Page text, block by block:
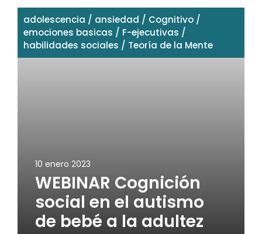
adolescencia / ansiedad / Cognitivo /
emociones basicas / F-ejecutivas /
habilidades sociales / Teoría de la Mente
10 enero 2023
WEBINAR Cognición
social en el autismo
de bebé a la adultez